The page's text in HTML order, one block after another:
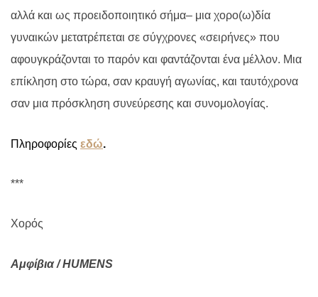
αλλά και ως προειδοποιητικό σήμα– μια χορο(ω)δία
γυναικών μετατρέπεται σε σύγχρονες «σειρήνες» που
αφουγκράζονται το παρόν και φαντάζονται ένα μέλλον. Μια
επίκληση στο τώρα, σαν κραυγή αγωνίας, και ταυτόχρονα
σαν μια πρόσκληση συνεύρεσης και συνομολογίας.
Πληροφορίες εδώ.
***
Χορός
Αμφίβια /HUMENS